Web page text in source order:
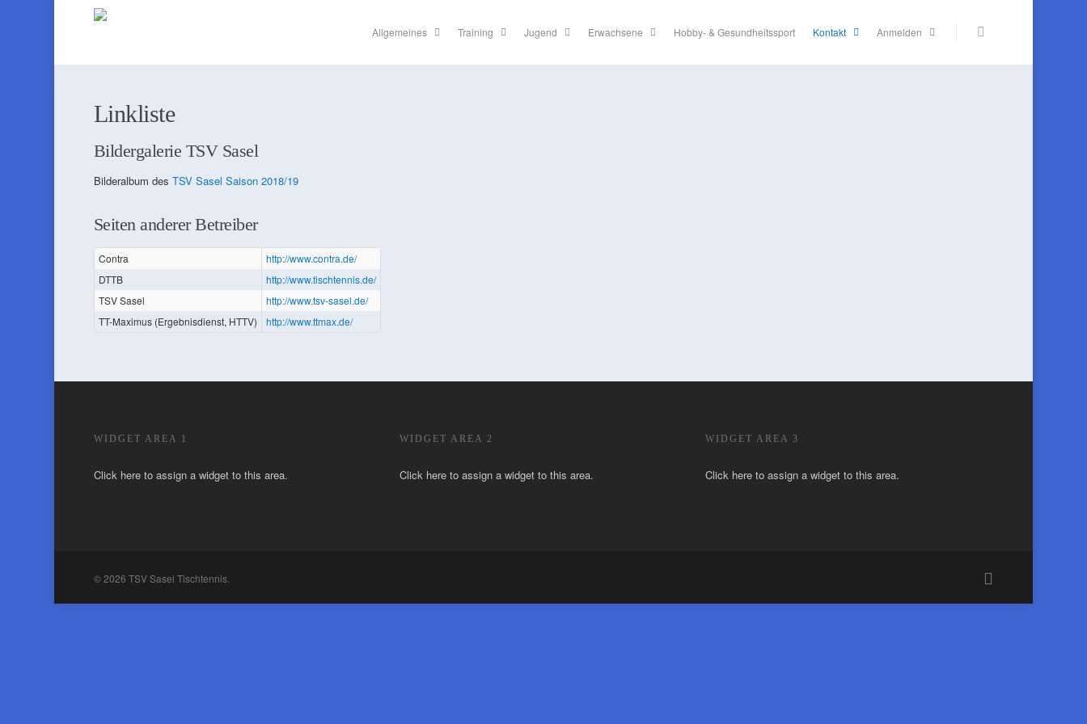
Allgemeines Training Jugend Erwachsene Hobby- & Gesundheitssport Kontakt Anmelden
Linkliste
Bildergalerie TSV Sasel
Bilderalbum des TSV Sasel Saison 2018/19
Seiten anderer Betreiber
Contra
http://www.contra.de/
DTTB
http://www.tischtennis.de/
TSV Sasel
http://www.tsv-sasel.de/
TT-Maximus (Ergebnisdienst, HTTV)
http://www.ttmax.de/
WIDGET AREA 1
Click here to assign a widget to this area.
WIDGET AREA 2
Click here to assign a widget to this area.
WIDGET AREA 3
Click here to assign a widget to this area.
© 2026 TSV Sasel Tischtennis.